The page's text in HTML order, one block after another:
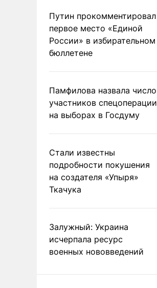
Путин прокомментировал
первое место «Единой
России» в избирательном
бюллетене
Памфилова назвала число
участников спецоперации
на выборах в Госдуму
Стали известны
подробности покушения
на создателя «Упыря»
Ткачука
Залужный: Украина
исчерпала ресурс
военных нововведений